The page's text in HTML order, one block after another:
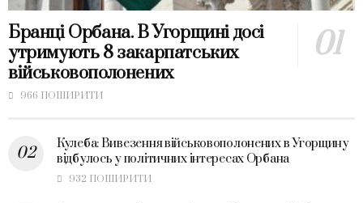
Бранці Орбана. В Угорщині досі
утримують 8 закарпатських
військовополонених
966 ПОШИРИТИ
Кулеба: Вивезення військовополонених в Угорщину
відбулось у політичних інтересах Орбана
932 ПОШИРИТИ